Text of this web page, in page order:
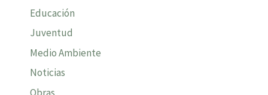
Educación
Juventud
Medio Ambiente
Noticias
Obras